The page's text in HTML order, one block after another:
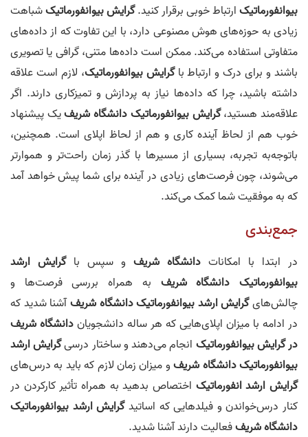
بیوانفورماتیکارتباط خوبی برقرار کنید.گرایشبیوانفورماتیکشباهت
زیادی به حوزه‌های هوش مصنوعی دارد، با این تفاوت که از داده‌های
متفاوتی استفاده می‌کند. ممکن است داده‌ها متنی، گرافی یا تصویری
باشند و برای درک و ارتباط باگرایش بیوانفورماتیک، لازم است علاقه
داشته باشید، چرا که داده‌ها نیاز به پردازش و تمیزکاری دارند. اگر
علاقه‌مند هستید،گرایشبیوانفورماتیک دانشگاه شریفیک پیشنهاد
خوب هم از لحاظ آینده کاری و هم از لحاظ اپلای است. همچنین،
باتوجه‌به تجربه، بسیاری از مسیرها با گذر زمان راحت‌تر و هموارتر
می‌شوند، چون فرصت‌های زیادی در آینده برای شما پیش خواهد آمد
که به موفقیت شما کمک می‌کند.
جمع‌بندی
در ابتدا با امکانات دانشگاه شریف و سپس باگرایش ارشد
بیوانفورماتیک دانشگاه شریف به همراه بررسی فرصت‌ها و
چالش‌هایگرایش ارشد بیوانفورماتیکدانشگاه شریفآشنا شدید که
در ادامه با میزان اپلای‌هایی که هر ساله دانشجویاندانشگاه شریف
در گرایش بیوانفورماتیک انجام می‌دهند و ساختار درسیگرایش ارشد
بیوانفورماتیکدانشگاه شریفو میزان زمان لازم که باید به درس‌های
گرایش ارشد انفورماتیک اختصاص بدهید به همراه تأثیر کارکردن در
کنار درس‌خواندن و فیلدهایی که اساتیدگرایش ارشد بیوانفورماتیک
دانشگاه شریففعالیت دارند آشنا شدید.